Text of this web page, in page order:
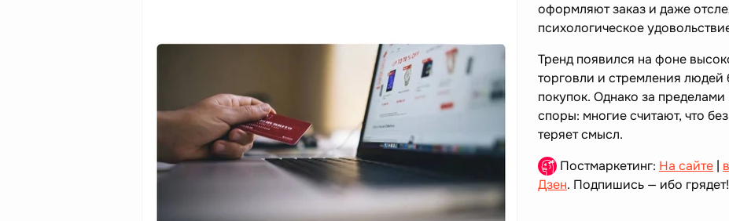
оформляют заказ и даже
психологическое
Тренд появился на фоне
торговли и стремления людей
покупок. Однако за
споры: многие считают, что
теряет смысл.
Постмаркетинг: На сайте |
Дзен. Подпишись — ибо грядет!